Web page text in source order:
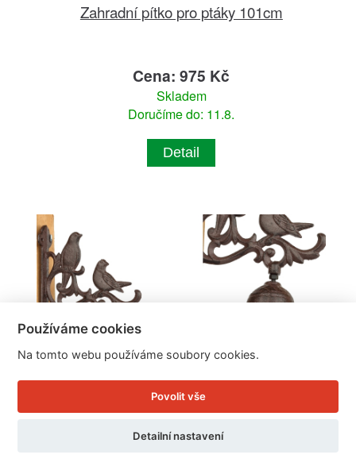
Zahradní pítko pro ptáky 101cm
Cena: 975 Kč
Skladem
Doručíme do: 11.8.
Detail
Používáme cookies
Na tomto webu používáme soubory cookies.
Povolit vše
Detailní nastavení